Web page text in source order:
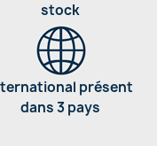
stock
présent
dans 3 pays